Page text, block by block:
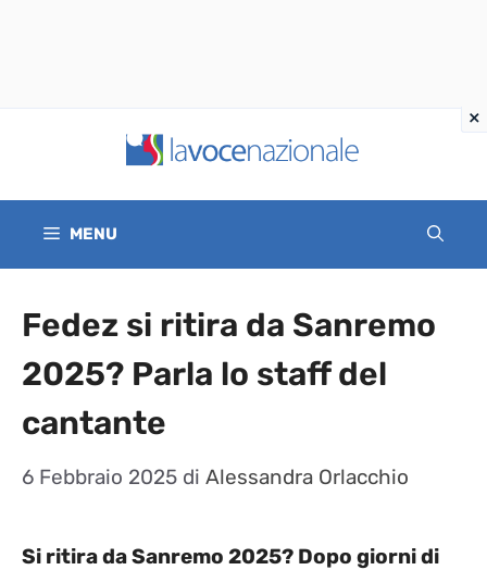
contenuto
MENU
Fedez si ritira da Sanremo
2025? Parla lo staff del
cantante
6 Febbraio 2025 di Alessandra Orlacchio
Si ritira da Sanremo 2025? Dopo giorni di